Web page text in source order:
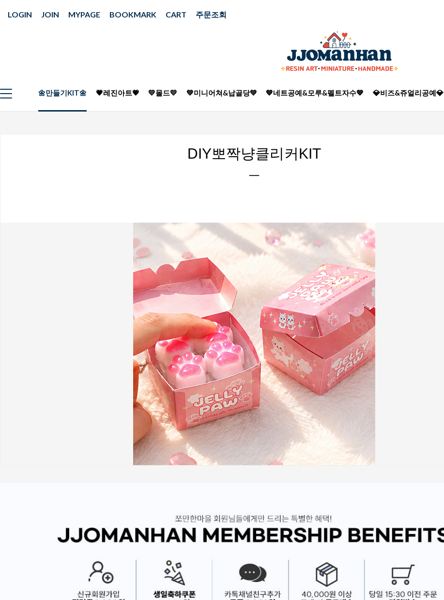
LOGIN JOIN MYPAGE BOOKMARK CART 주문조회
🌼만들기KIT🌼 💗레진아트💗 💛몰드💛 💚미니어쳐&납골당💚 💙네트공예&모루&펠트자수💙 💎비즈&쥬얼리공예💎
DIY뽀짝냥클리커KIT
ㅡ